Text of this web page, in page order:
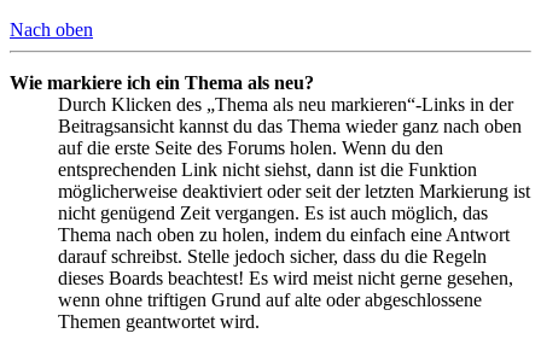
Nach oben
Wie markiere ich ein Thema als neu?
Durch Klicken des „Thema als neu markieren“-Links in der
Beitragsansicht kannst du das Thema wieder ganz nach oben
auf die erste Seite des Forums holen. Wenn du den
entsprechenden Link nicht siehst, dann ist die Funktion
möglicherweise deaktiviert oder seit der letzten Markierung ist
nicht genügend Zeit vergangen. Es ist auch möglich, das
Thema nach oben zu holen, indem du einfach eine Antwort
darauf schreibst. Stelle jedoch sicher, dass du die Regeln
dieses Boards beachtest! Es wird meist nicht gerne gesehen,
wenn ohne triftigen Grund auf alte oder abgeschlossene
Themen geantwortet wird.